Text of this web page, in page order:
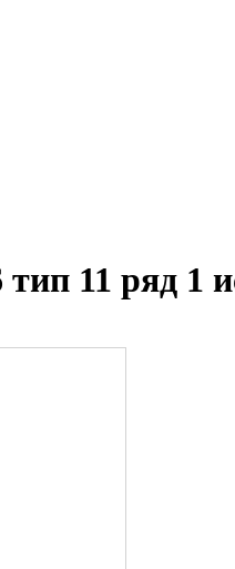
11 ряд 1